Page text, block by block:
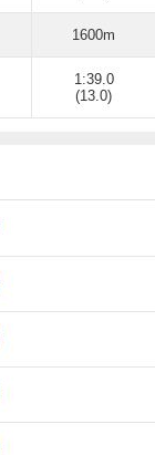
1600m
1:39.0
(13.0)